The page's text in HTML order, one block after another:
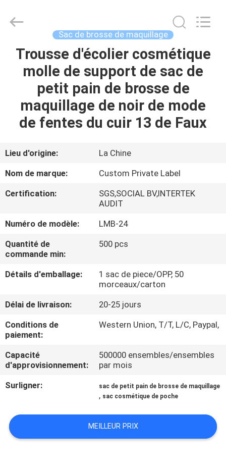
MAISON
PRODUITS
DE
NOUS
VISITE
D'USINE
CONTRÔLE
DE
PLAN
DU
SITE
PRIVACY
Chanmy
Cosmetics
Sac de brosse de maquillage
Trousse d'écolier cosmétique
molle de support de sac de
petit pain de brosse de
maquillage de noir de mode
de fentes du cuir 13 de Faux
Lieu d'origine:
La Chine
Nom de marque:
Custom Private Label
Certification:
SGS,SOCIAL BV,INTERTEK
AUDIT
Numéro de modèle:
LMB-24
Quantité de
commande min:
500 pcs
Détails d'emballage:
1 sac de piece/OPP, 50
morceaux/carton
Délai de livraison:
20-25 jours
Conditions de
paiement:
Western Union, T/T, L/C, Paypal,
Capacité
d'approvisionnement:
500000 ensembles/ensembles
par mois
Surligner:
sac de petit pain de brosse de maquillage
, sac cosmétique de poche
MEILLEUR PRIX